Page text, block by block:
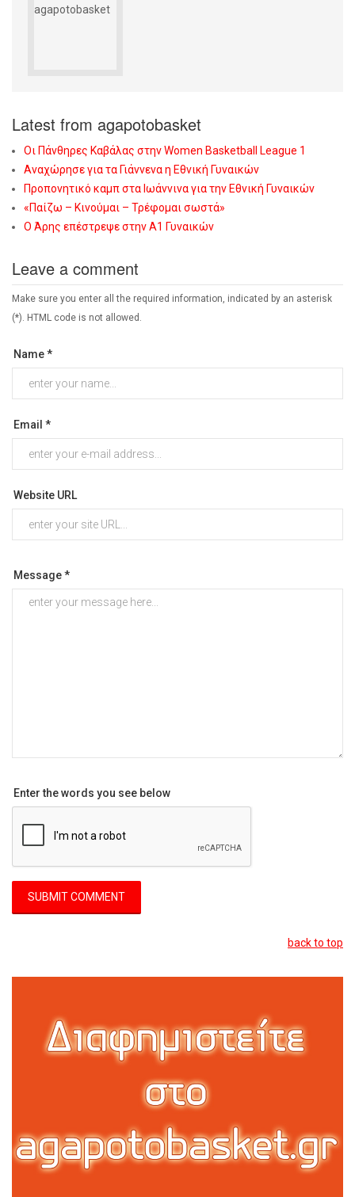
Latest from agapotobasket
Οι Πάνθηρες Καβάλας στην Women Basketball League 1
Αναχώρησε για τα Γιάννενα η Εθνική Γυναικών
Προπονητικό καμπ στα Ιωάννινα για την Εθνική Γυναικών
«Παίζω – Κινούμαι – Τρέφομαι σωστά»
Ο Άρης επέστρεψε στην Α1 Γυναικών
Leave a comment
Make sure you enter all the required information, indicated by an asterisk
(*). HTML code is not allowed.
Name *
Email *
Website URL
Message *
Enter the words you see below
back to top